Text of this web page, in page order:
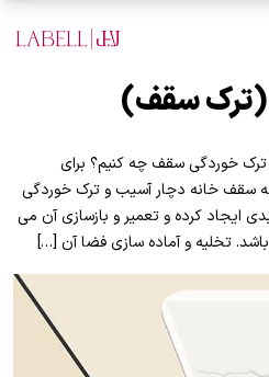
(ترک سقف)
خوردگی سقف چه کنیم؟ برای
که سقف خانه دچار آسیب و ترک خوردگی
ایجاد کرده و تعمیر و بازسازی آن می
باشد. تخلیه و آماده سازی فضا آن […]